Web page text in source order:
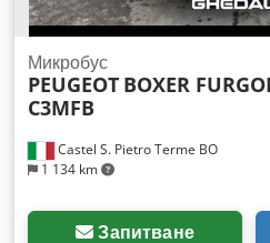
Castel S. Pietro Terme BO
1 134 km
Микробус
PEUGEOT BOXER
C3MFB
Запитване